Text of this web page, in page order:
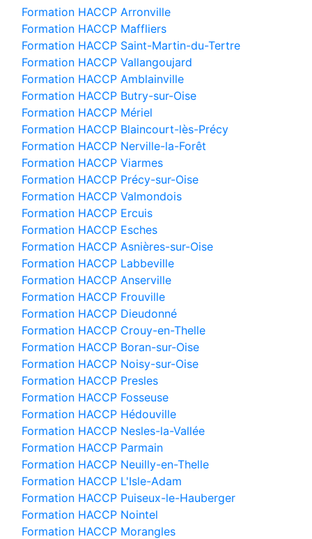
Formation HACCP Arronville
Formation HACCP Maffliers
Formation HACCP Saint-Martin-du-Tertre
Formation HACCP Vallangoujard
Formation HACCP Amblainville
Formation HACCP Butry-sur-Oise
Formation HACCP Mériel
Formation HACCP Blaincourt-lès-Précy
Formation HACCP Nerville-la-Forêt
Formation HACCP Viarmes
Formation HACCP Précy-sur-Oise
Formation HACCP Valmondois
Formation HACCP Ercuis
Formation HACCP Esches
Formation HACCP Asnières-sur-Oise
Formation HACCP Labbeville
Formation HACCP Anserville
Formation HACCP Frouville
Formation HACCP Dieudonné
Formation HACCP Crouy-en-Thelle
Formation HACCP Boran-sur-Oise
Formation HACCP Noisy-sur-Oise
Formation HACCP Presles
Formation HACCP Fosseuse
Formation HACCP Hédouville
Formation HACCP Nesles-la-Vallée
Formation HACCP Parmain
Formation HACCP Neuilly-en-Thelle
Formation HACCP L'Isle-Adam
Formation HACCP Puiseux-le-Hauberger
Formation HACCP Nointel
Formation HACCP Morangles